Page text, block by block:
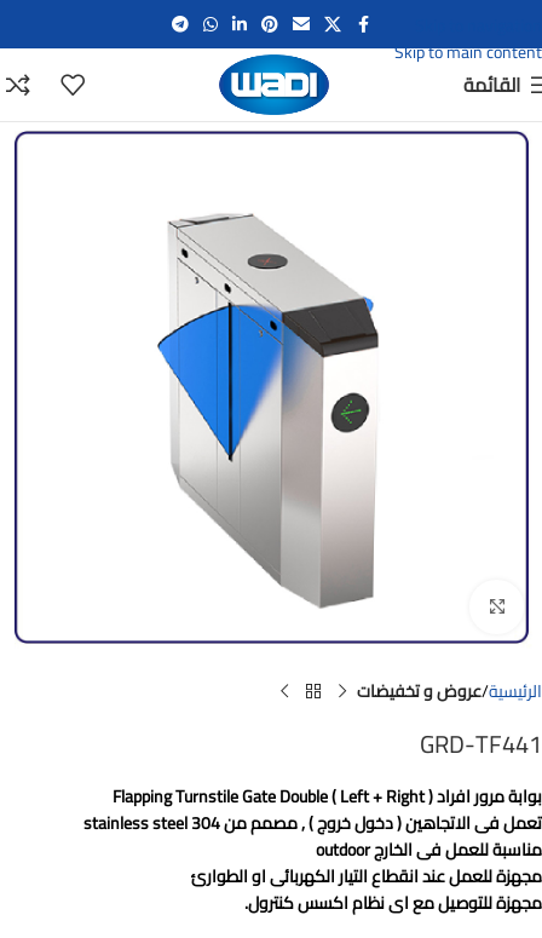
Skip to main content
القائمة
Click to enlarge
الرئيسية عروض و تخفيضات
GRD-TF441
بوابة مرور افراد Flapping Turnstile Gate Double ( Left + Right )
تعمل فى الاتجاهين ( دخول خروج ) , مصمم من stainless steel 304
مناسبة للعمل فى الخارج outdoor
مجهزة للعمل عند انقطاع التيار الكهربائى او الطوارئ
مجهزة للتوصيل مع اى نظام اكسس كنترول.